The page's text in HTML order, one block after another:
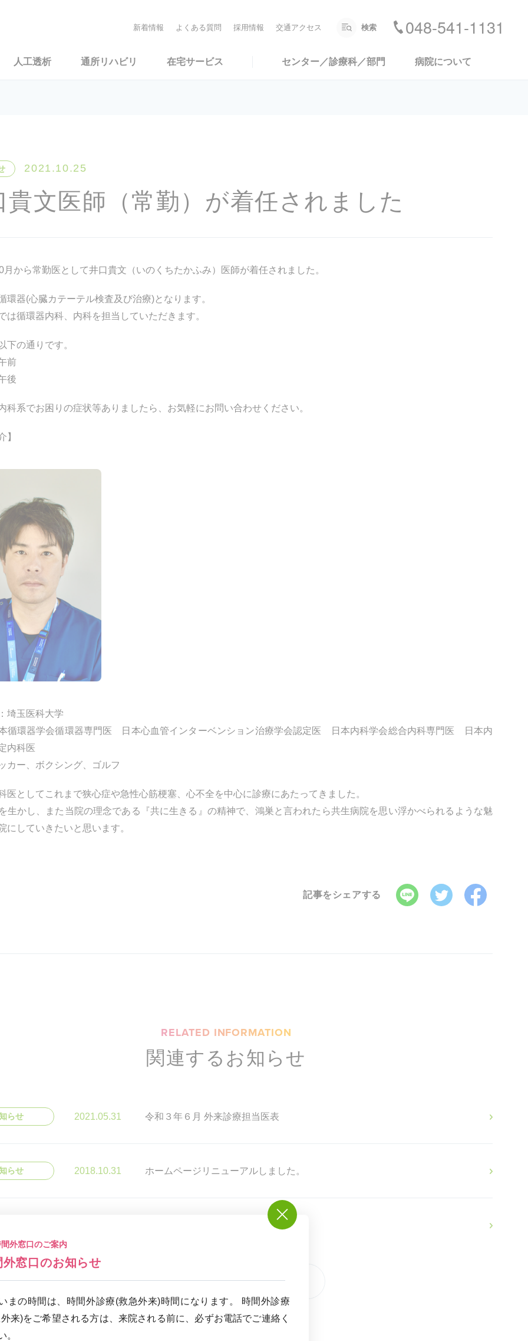
人工透析 通所リハビリ 在宅サービス センター／診療科／部門 病院について
新着情報 よくある質問 採用情報 交通アクセス 検索 048-541-1131
2021.10.25
貴文医師（常勤）が着任されました
月から常勤医として井口貴文（いのくちたかふみ）医師が着任されました。
環器(心臓カテーテル検査及び治療)となります。
は循環器内科、内科を担当していただきます。
下の通りです。
前
後
科系でお困りの症状等ありましたら、お気軽にお問い合わせください。
】
埼玉医科大学
循環器学会循環器専門医 日本心血管インターベンション治療学会認定医 日本内科学会総合内科専門医 日本内
内科医
カー、ボクシング、ゴルフ
医としてこれまで狭心症や急性心筋梗塞、心不全を中心に診療にあたってきました。
生かし、また当院の理念である『共に生きる』の精神で、鴻巣と言われたら共生病院を思い浮かべられるような魅
にしていきたいと思います。
記事をシェアする
RELATED INFORMATION
関連するお知らせ
らせ 2021.05.31 令和３年６月 外来診療担当医表
らせ 2018.10.31 ホームページリニューアルしました。
第１回共生元気塾を開催します！
新着情報の一覧を見る
外窓口のご案内
外窓口のお知らせ
まの時間は、時間外診療(救急外来)時間になります。 時間外診療
来)をご希望される方は、来院される前に、必ずお電話でご連絡く
。